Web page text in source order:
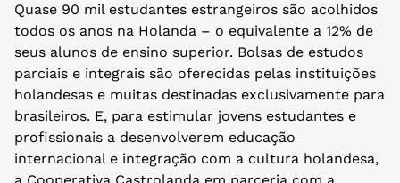
Quase 90 mil estudantes estrangeiros são acolhidos
todos os anos na Holanda – o equivalente a 12% de
seus alunos de ensino superior. Bolsas de estudos
parciais e integrais são oferecidas pelas instituições
holandesas e muitas destinadas exclusivamente para
brasileiros. E, para estimular jovens estudantes e
profissionais a desenvolverem educação
internacional e integração com a cultura holandesa,